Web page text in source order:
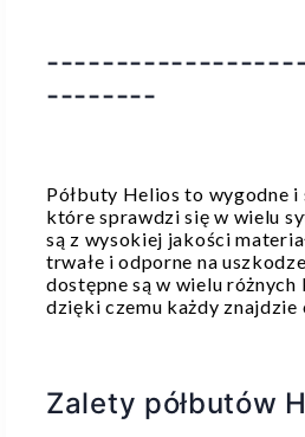
--------
Półbuty Helios to wygodne
które sprawdzi się w wielu
są z wysokiej jakości
trwałe i odporne na
dostępne są w wielu
dzięki czemu każdy znajdzie
Zalety półbutów